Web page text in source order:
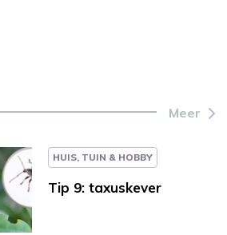
Meer
HUIS, TUIN & HOBBY
Tip 9: taxuskever